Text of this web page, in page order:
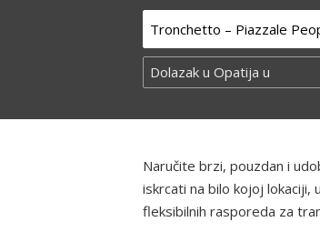
Naručite brzi, pouzdan i
iskrcati na bilo kojoj lokaciji,
fleksibilnih rasporeda za